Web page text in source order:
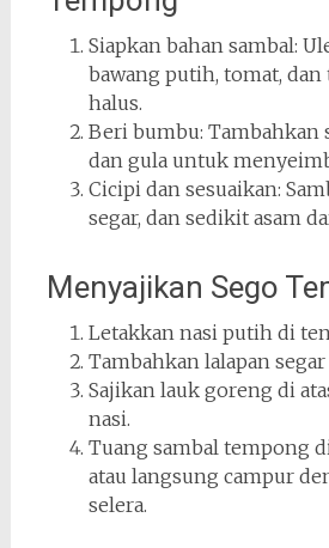
Siapkan bahan sambal:
bawang putih, tomat,
halus.
Beri bumbu: Tambahkan
dan gula untuk
Cicipi dan sesuaikan:
segar, dan sedikit asam
Menyajikan Sego
Letakkan nasi putih di
Tambahkan lalapan
Sajikan lauk goreng di
nasi.
Tuang sambal tempong
atau langsung campur
selera.